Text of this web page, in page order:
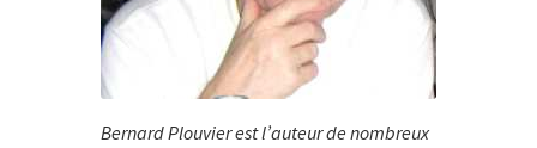
Bernard Plouvier est l’auteur de nombreux